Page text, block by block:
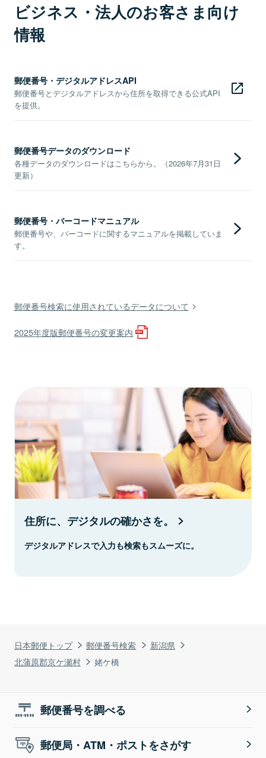
日本郵便トップ 郵便番号検索
新潟県
北蒲原郡京ケ瀬村
姥ケ橋
ビジネス・法人のお客さま向け
情報
郵便番号・デジタルアドレスAPI
郵便番号とデジタルアドレスから住所を取得できる公式API
を提供。
郵便番号データのダウンロード
各種データのダウンロードはこちらから。（2026年7月31日
更新）
郵便番号・バーコードマニュアル
郵便番号や、バーコードに関するマニュアルを掲載していま
す。
郵便番号検索に使用されているデータについて
2025年度版郵便番号の変更案内
住所に、デジタルの確かさを。
デジタルアドレスで入力も検索もスムーズに。
郵便番号を調べる
郵便局・ATM・ポストをさがす